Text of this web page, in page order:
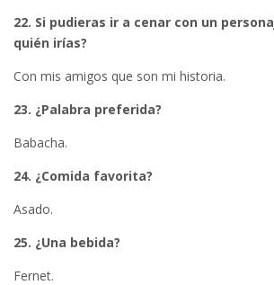
22. Si pudieras ir a cenar con un
quién irías?
Con mis amigos que son mi historia.
23. ¿Palabra preferida?
Babacha.
24. ¿Comida favorita?
Asado.
25. ¿Una bebida?
Fernet.